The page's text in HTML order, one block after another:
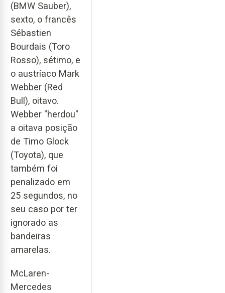
(BMW Sauber),
sexto, o francês
Sébastien
Bourdais (Toro
Rosso), sétimo, e
o austríaco Mark
Webber (Red
Bull), oitavo.
Webber "herdou"
a oitava posição
de Timo Glock
(Toyota), que
também foi
penalizado em
25 segundos, no
seu caso por ter
ignorado as
bandeiras
amarelas.
McLaren-
Mercedes